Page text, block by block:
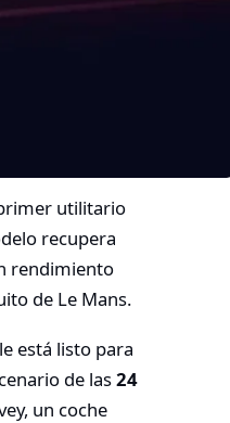
utilitario
recupera
rendimiento
de Le Mans.
está listo para
de las24
un coche